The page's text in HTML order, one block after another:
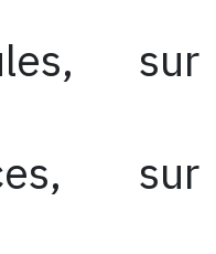
sur
sur